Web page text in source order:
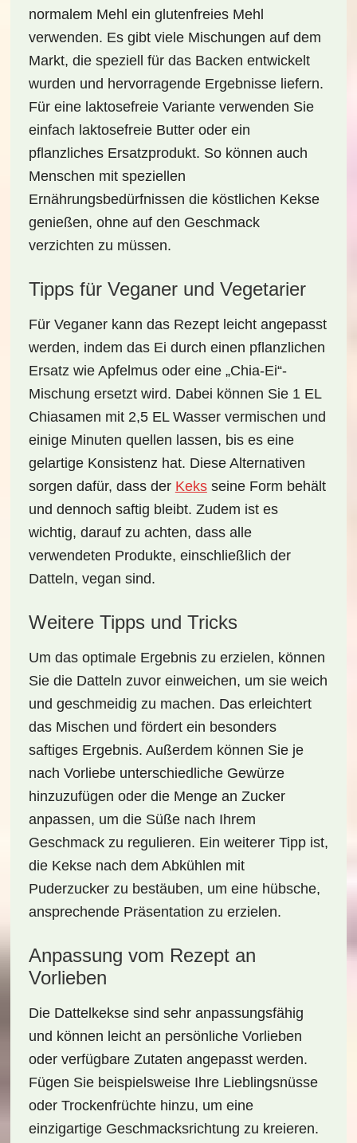
normalem Mehl ein glutenfreies Mehl
verwenden. Es gibt viele Mischungen auf dem
Markt, die speziell für das Backen entwickelt
wurden und hervorragende Ergebnisse liefern.
Für eine laktosefreieVariante verwenden Sie
einfach laktosefreie Butter oder ein
pflanzliches Ersatzprodukt. So können auch
Menschen mit speziellen
Ernährungsbedürfnissen die köstlichen Kekse
genießen, ohne auf den Geschmack
verzichten zu müssen.
Tipps für Veganer und Vegetarier
Für Veganerkann das Rezept leicht angepasst
werden, indem das Ei durch einen pflanzlichen
Ersatz wie Apfelmus oder eine „Chia-Ei“-
Mischung ersetzt wird. Dabei können Sie 1 EL
Chiasamen mit 2,5 EL Wasser vermischen und
einige Minuten quellen lassen, bis es eine
gelartige Konsistenz hat. Diese Alternativen
sorgen dafür, dass der Keksseine Form behält
und dennoch saftig bleibt. Zudem ist es
wichtig, darauf zu achten, dass alle
verwendeten Produkte, einschließlich der
Datteln, vegan sind.
Weitere Tipps und Tricks
Um das optimale Ergebnis zu erzielen, können
Sie die Datteln zuvor einweichen, um sie weich
und geschmeidig zu machen. Das erleichtert
das Mischen und fördert ein besonders
saftiges Ergebnis. Außerdem können Sie je
nach Vorliebe unterschiedliche Gewürze
hinzuzufügen oder die Menge an Zucker
anpassen, um die Süße nach Ihrem
Geschmack zu regulieren. Ein weiterer Tipp ist,
die Kekse nach dem Abkühlen mit
Puderzucker zu bestäuben, um eine hübsche,
ansprechende Präsentation zu erzielen.
Anpassung vom Rezept an
Vorlieben
Die Dattelkekse sind sehr anpassungsfähig
und können leicht an persönliche Vorlieben
oder verfügbare Zutaten angepasst werden.
Fügen Sie beispielsweise Ihre Lieblingsnüsse
oder Trockenfrüchte hinzu, um eine
einzigartige Geschmacksrichtung zu kreieren.